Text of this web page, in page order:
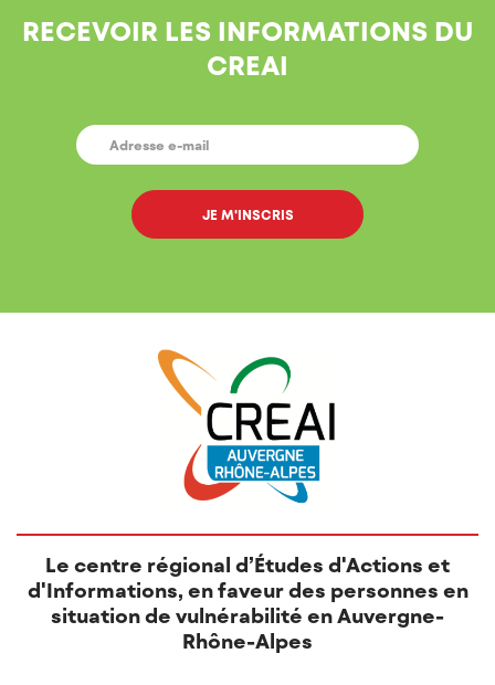
RECEVOIR LES INFORMATIONS DU
CREAI
E-
MAIL *
Le centre régional d’Études d'Actions et
d'Informations, en faveur des personnes en
situation de vulnérabilité en Auvergne-
Rhône-Alpes